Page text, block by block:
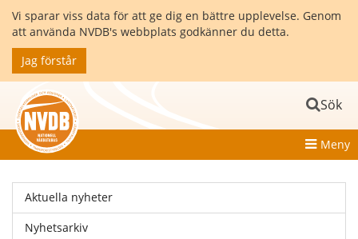
Vi sparar viss data för att ge dig en bättre upplevelse. Genom
att använda NVDB's webbplats godkänner du detta.
Jag förstår
Sök
Meny
Aktuella nyheter
Nyhetsarkiv